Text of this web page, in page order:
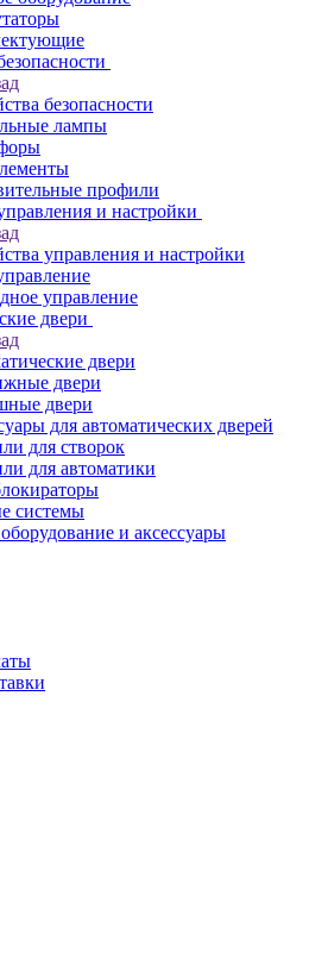
безопасности
лампы
профили
и настройки
управления и настройки
управление
двери
двери
двери
двери
для автоматических дверей
для створок
для автоматики
системы
и аксессуары